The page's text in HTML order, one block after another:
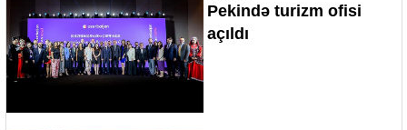
Pekində turizm ofisi
açıldı